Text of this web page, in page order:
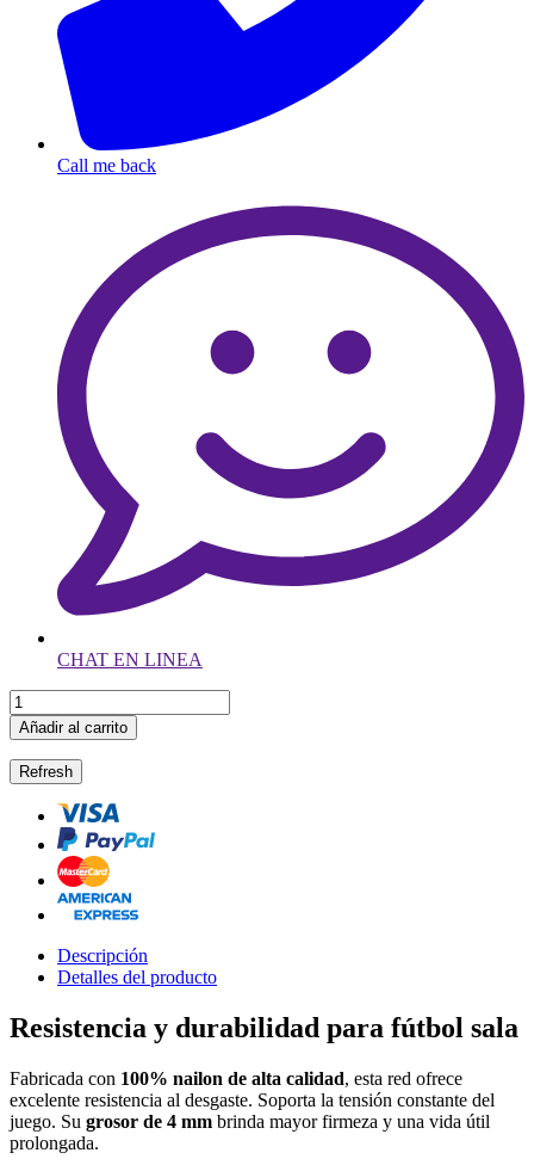
Call me back
CHAT EN LINEA
Añadir al carrito
Descripción
Detalles del producto
Resistencia y durabilidad para fútbol sala
Fabricada con 100% nailon de alta calidad, esta red ofrece
excelente resistencia al desgaste. Soporta la tensión constante del
juego. Su grosor de 4 mm brinda mayor firmeza y una vida útil
prolongada.